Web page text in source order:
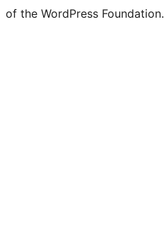
of the WordPress Foundation.